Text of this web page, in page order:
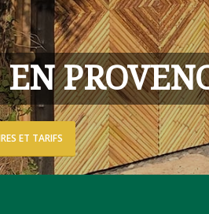
ET TARIFS